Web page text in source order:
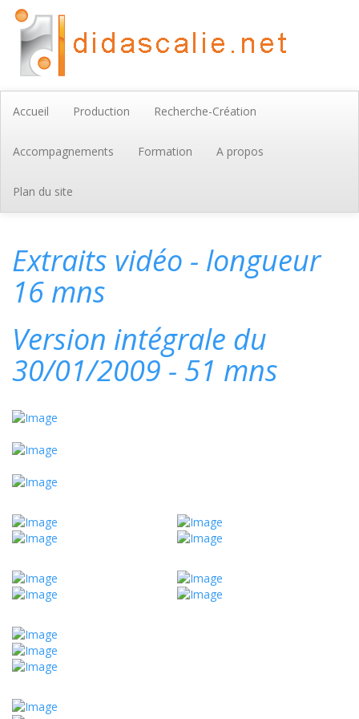
Accueil Production Recherche-Création
Accompagnements Formation A propos
Plan du site
Extraits vidéo - longueur
16 mns
Version intégrale du
30/01/2009 - 51 mns